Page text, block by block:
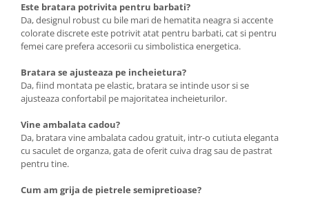
Este bratara potrivita pentru barbati?
Da, designul robust cu bile mari de hematita neagra si accente
colorate discrete este potrivit atat pentru barbati, cat si pentru
femei care prefera accesorii cu simbolistica energetica.
Bratara se ajusteaza pe incheietura?
Da, fiind montata pe elastic, bratara se intinde usor si se
ajusteaza confortabil pe majoritatea incheieturilor.
Vine ambalata cadou?
Da, bratara vine ambalata cadou gratuit, intr-o cutiuta eleganta
cu saculet de organza, gata de oferit cuiva drag sau de pastrat
pentru tine.
Cum am grija de pietrele semipretioase?